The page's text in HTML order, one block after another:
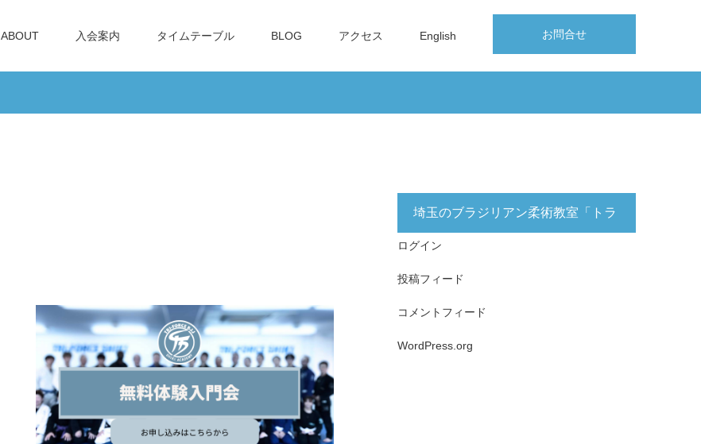
お問合せ
ABOUT 入会案内 タイムテーブル BLOG アクセス English
埼玉のブラジリアン柔術教室「トラ
イフォース志木」無料体験実施中！
ログイン
投稿フィード
コメントフィード
WordPress.org